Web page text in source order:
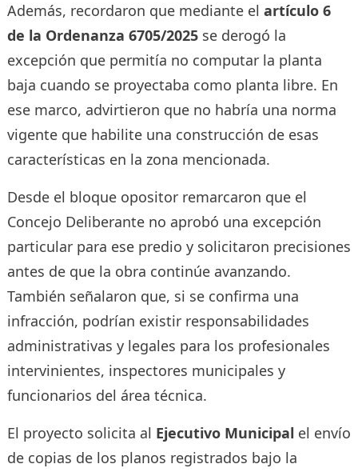
Además, recordaron que mediante el artículo 6
de la Ordenanza 6705/2025se derogó la
excepción que permitía no computar la planta
baja cuando se proyectaba como planta libre. En
ese marco, advirtieron que no habría una norma
vigente que habilite una construcción de esas
características en la zona mencionada.
Desde el bloque opositor remarcaron que el
Concejo Deliberante no aprobó una excepción
particular para ese predio y solicitaron precisiones
antes de que la obra continúe avanzando.
También señalaron que, si se confirma una
infracción, podrían existir responsabilidades
administrativas y legales para los profesionales
intervinientes, inspectores municipales y
funcionarios del área técnica.
El proyecto solicita al Ejecutivo Municipal el envío
de copias de los planos registrados bajo la